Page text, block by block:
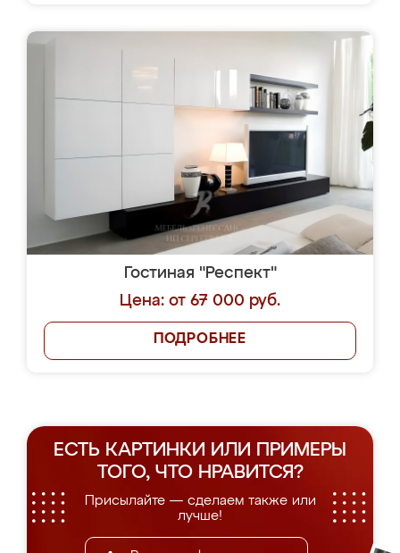
Гостиная "Респект"
Цена: от 67 000 руб.
ПОДРОБНЕЕ
ЕСТЬ КАРТИНКИ ИЛИ ПРИМЕРЫ
ТОГО, ЧТО НРАВИТСЯ?
Присылайте — сделаем также или
лучше!